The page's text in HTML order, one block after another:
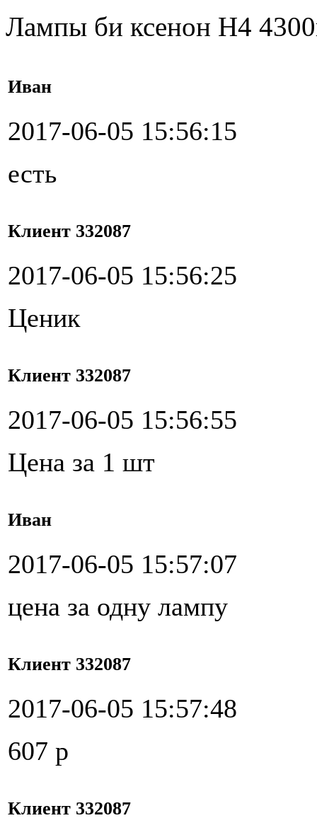
Лампы би ксенон H4
Иван
2017-06-05 15:56:15
есть
Клиент 332087
2017-06-05 15:56:25
Ценик
Клиент 332087
2017-06-05 15:56:55
Цена за 1 шт
Иван
2017-06-05 15:57:07
цена за одну лампу
Клиент 332087
2017-06-05 15:57:48
607 р
Клиент 332087